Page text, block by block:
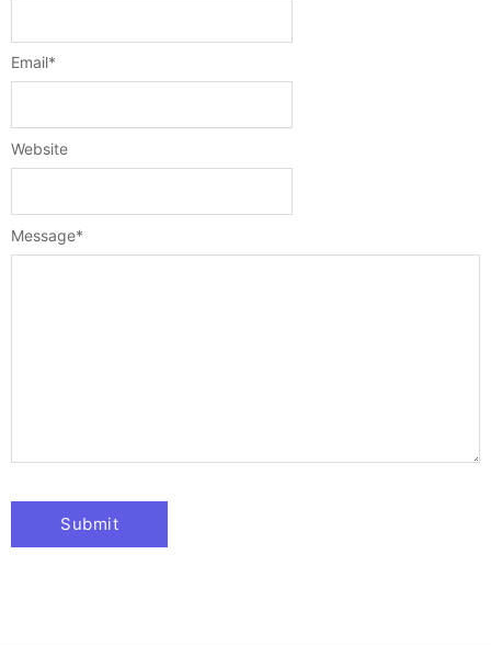
Message*
Email*
Website